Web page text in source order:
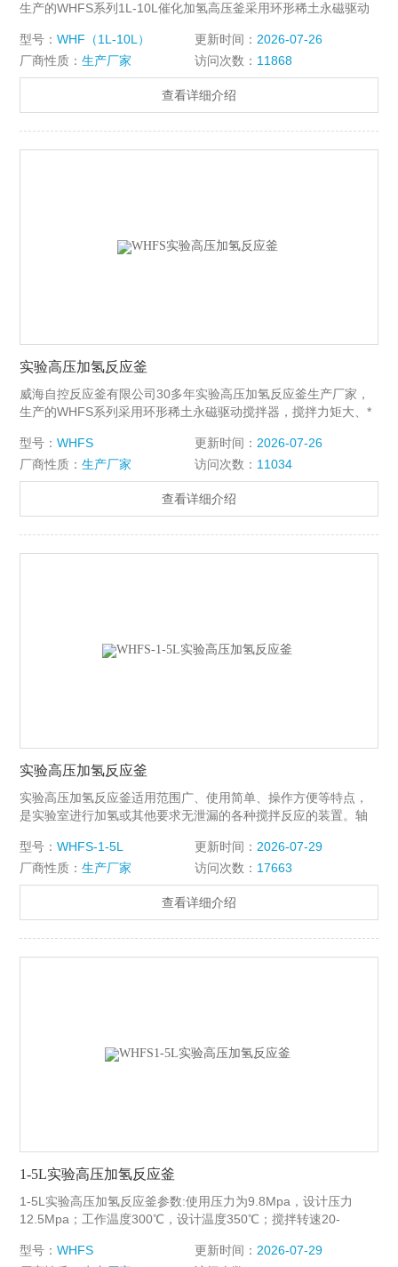
生产的WHFS系列1L-10L催化加氢高压釜采用环形稀土永磁驱动
空、搅拌转速高、运行平稳、噪音小、适用范围广、使用简单、
操作方便等特点，是实验室进行加氢或其他要求无泄漏的各种搅
拌反应的装置。
型号：WHF（1L-10L） 更新时间： 2026-07-26
厂商性质：生产厂家 访问次数： 11868
查看详细介绍
实验高压加氢反应釜
威海自控反应釜有限公司30多年实验高压加氢反应釜生产厂家，
生产的WHFS系列采用环形稀土永磁驱动搅拌器，搅拌力矩大、*
稳、噪音小、适用范围广、使用简单、操作方便等特点，是实验
室进行加氢或其他要求无泄漏的各种搅拌反应的装置。轴套采用
自润滑的石墨、陶瓷、聚四氟乙烯填充碳纤维等材料，适用于各
种物料在不同的反应条件下进行搅拌。
型号：WHFS 更新时间： 2026-07-26
厂商性质：生产厂家 访问次数： 11034
查看详细介绍
实验高压加氢反应釜
实验高压加氢反应釜适用范围广、使用简单、操作方便等特点，
是实验室进行加氢或其他要求无泄漏的各种搅拌反应的装置。轴
用于各种物料在不同的反应条件下进行搅拌。
型号：WHFS-1-5L 更新时间： 2026-07-29
厂商性质：生产厂家 访问次数： 17663
查看详细介绍
1-5L实验高压加氢反应釜
1-5L实验高压加氢反应釜参数:使用压力为9.8Mpa，设计压力
12.5Mpa；工作温度300℃，设计温度350℃；搅拌转速20-
作安全）
型号：WHFS 更新时间： 2026-07-29